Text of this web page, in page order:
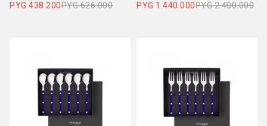
PYG 438.200PYG 626.000 PYG 1.440.000PYG 2.400.000